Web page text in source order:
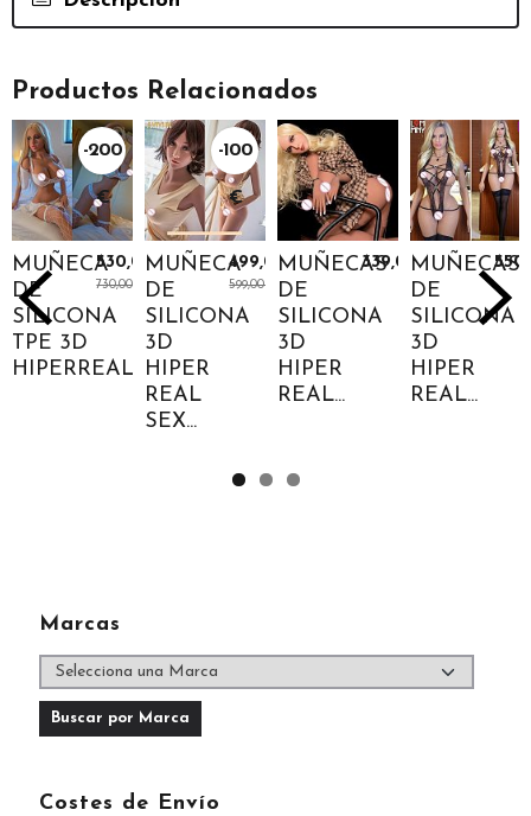
Marcas
Costes de Envío
Productos Relacionados
-200
€
MUÑECA
DE
SILICONA
TPE 3D
HIPERREAL...
530,00 €
730,00 €
-100
€
MUÑECA
DE
SILICONA
3D
HIPER
REAL
SEX...
499,00 €
599,00 €
MUÑECAS
DE
SILICONA
3D
HIPER
REAL...
339,00 €MUÑECAS
DE
SILICONA
3D
HIPER
REAL...